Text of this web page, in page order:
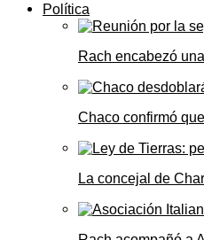
Política
Rach encabezó
Chaco confirmó
La concejal de